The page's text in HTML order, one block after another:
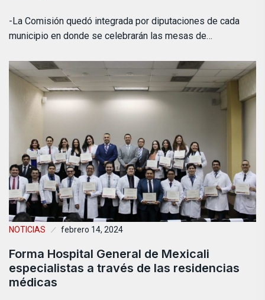
-La Comisión quedó integrada por diputaciones de cada
municipio en donde se celebrarán las mesas de…
NOTICIAS febrero 14, 2024
Forma Hospital General de Mexicali
especialistas a través de las residencias
médicas